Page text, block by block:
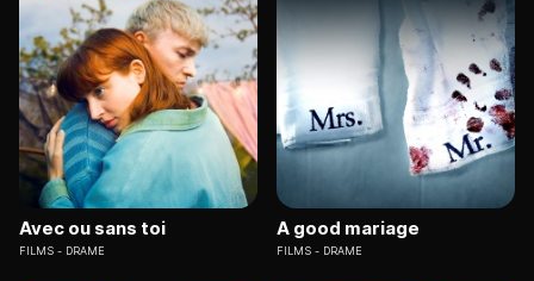
Avec ou sans toi
FILMS DRAME
A good mariage
FILMS DRAME